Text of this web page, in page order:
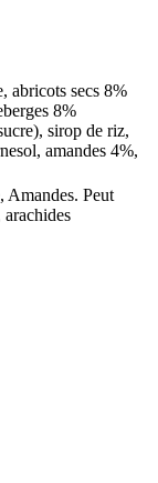
abricots secs 8%
8%
sirop de riz,
amandes 4%,
Amandes. Peut
arachides